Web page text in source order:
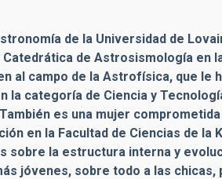
de la Universidad de
de Astrosismología en
al campo de la Astrofísica, que le
la categoría de Ciencia y
es una mujer
en la Facultad de Ciencias de la
sobre la estructura interna y
jóvenes, sobre todo a las chicas,